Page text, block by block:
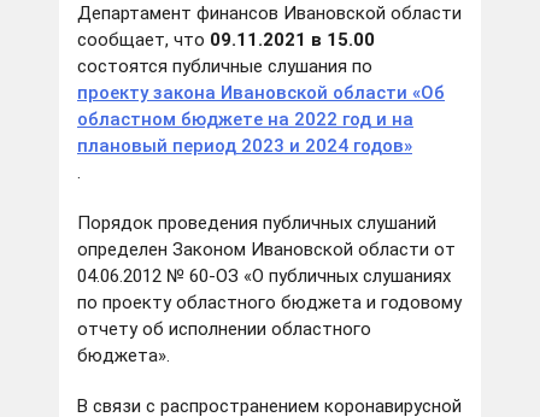
Департамент финансов Ивановской области
сообщает, что 09.11.2021 в 15.00
состоятся публичные слушания по
проекту закона Ивановской области «Об
областном бюджете на 2022 год и на
плановый период 2023 и 2024 годов»
.
Порядок проведения публичных слушаний
определен Законом Ивановской области от
04.06.2012 № 60-ОЗ «О публичных слушаниях
по проекту областного бюджета и годовому
отчету об исполнении областного
бюджета».
В связи с распространением коронавирусной